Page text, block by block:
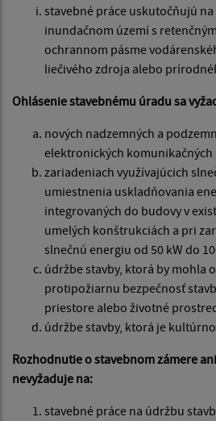
stavebné práce uskutočňujú
inundačnom území s
ochrannom pásme
liečivého zdroja alebo
Ohlásenie stavebnému úradu sa
nových nadzemných a
elektronických komunikačných
zariadeniach využívajúcich
umiestnenia uskladňovania
integrovaných do budovy v
umelých konštrukciách a pri
slnečnú energiu od 50 kW do
údržbe stavby, ktorá by mohla
protipožiarnu bezpečnosť
priestore alebo životné
údržbe stavby, ktorá je
Rozhodnutie o stavebnom zámere
nevyžaduje na:
stavebné práce na údržbu